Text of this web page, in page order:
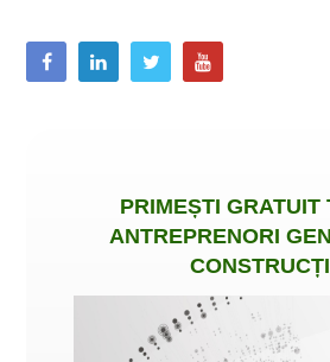
PRIMEȘTI GRATUIT
ANTREPRENORI